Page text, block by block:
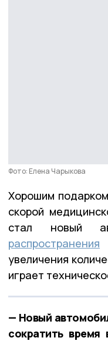
Фото: Елена Чарыкова
Хорошим
скорой
стал новый
распространения
увеличения
играет
— Новый
сократить